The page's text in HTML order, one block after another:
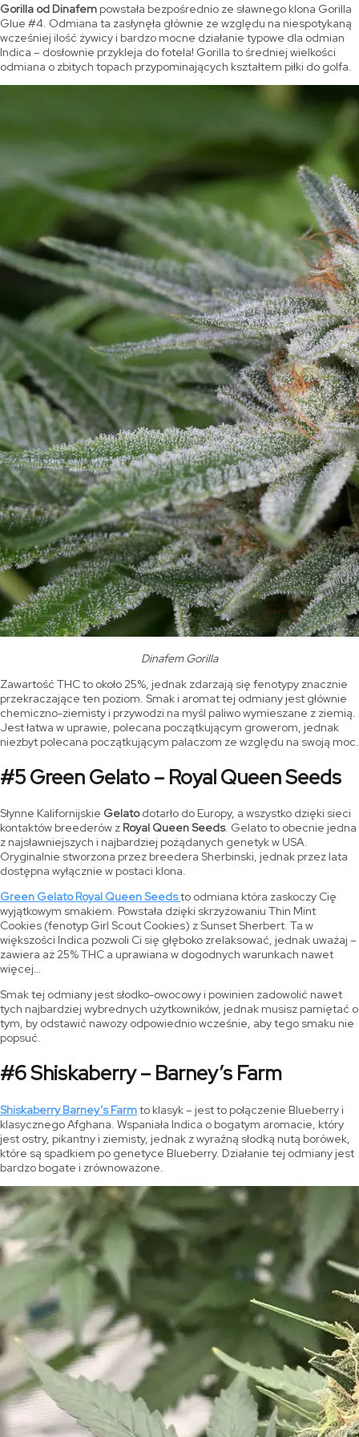
Gorilla od Dinafem powstała bezpośrednio ze sławnego klona Gorilla
Glue #4. Odmiana ta zasłynęła głównie ze względu na niespotykaną
wcześniej ilość żywicy i bardzo mocne działanie typowe dla odmian
Indica – dosłownie przykleja do fotela! Gorilla to średniej wielkości
odmiana o zbitych topach przypominających kształtem piłki do golfa.
Dinafem Gorilla
Zawartość THC to około 25%, jednak zdarzają się fenotypy znacznie
przekraczające ten poziom. Smak i aromat tej odmiany jest głównie
chemiczno-ziemisty i przywodzi na myśl paliwo wymieszane z ziemią.
Jest łatwa w uprawie, polecana początkującym growerom, jednak
niezbyt polecana początkującym palaczom ze względu na swoją moc.
#5 Green Gelato – Royal Queen Seeds
Słynne Kalifornijskie Gelatodotarło do Europy, a wszystko dzięki sieci
kontaktów breederów z Royal Queen Seeds. Gelato to obecnie jedna
z najsławniejszych i najbardziej pożądanych genetyk w USA.
Oryginalnie stworzona przez breedera Sherbinski, jednak przez lata
dostępna wyłącznie w postaci klona.
Green Gelato Royal Queen Seedsto odmiana która zaskoczy Cię
wyjątkowym smakiem. Powstała dzięki skrzyżowaniu Thin Mint
Cookies (fenotyp Girl Scout Cookies) z Sunset Sherbert. Ta w
większości Indica pozwoli Ci się głęboko zrelaksować, jednak uważaj –
zawiera aż 25% THC a uprawiana w dogodnych warunkach nawet
więcej…
Smak tej odmiany jest słodko-owocowy i powinien zadowolić nawet
tych najbardziej wybrednych użytkowników, jednak musisz pamiętać o
tym, by odstawić nawozy odpowiednio wcześnie, aby tego smaku nie
popsuć.
#6 Shiskaberry – Barney’s Farm
Shiskaberry Barney’s Farmto klasyk – jest to połączenie Blueberry i
klasycznego Afghana. Wspaniała Indica o bogatym aromacie, który
jest ostry, pikantny i ziemisty, jednak z wyraźną słodką nutą borówek,
które są spadkiem po genetyce Blueberry. Działanie tej odmiany jest
bardzo bogate i zrównoważone.